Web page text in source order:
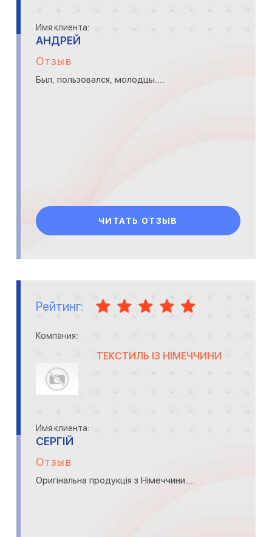
Имя клиента:
АНДРЕЙ
Отзыв
Был, пользовался, молодцы....
ЧИТАТЬ ОТЗЫВ
Рейтинг:
Компания:
ТЕКСТИЛЬ ІЗ НІМЕЧЧИНИ
Имя клиента:
СЕРГІЙ
Отзыв
Оригінальна продукція з Німеччини....